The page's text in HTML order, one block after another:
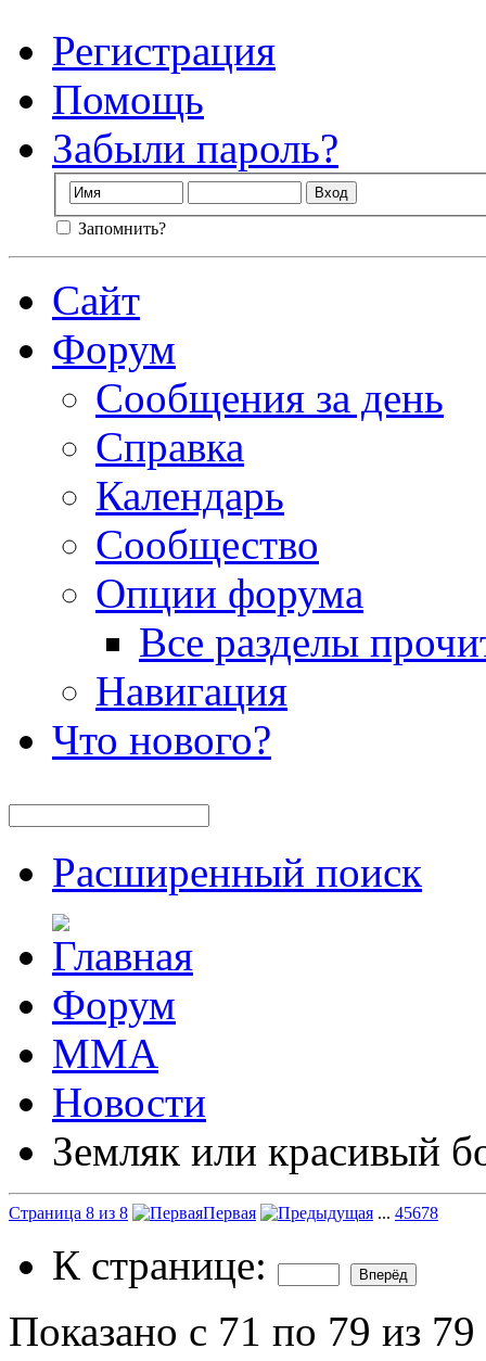
Регистрация
Помощь
Забыли пароль?
Запомнить?
Сайт
Форум
Сообщения за день
Справка
Календарь
Сообщество
Опции форума
Все разделы
Навигация
Что нового?
Расширенный поиск
Форум
ММА
Новости
Земляк или красивый
Страница 8 из 8 Первая ... 45678
К странице:
Показано с 71 по 79 из 79